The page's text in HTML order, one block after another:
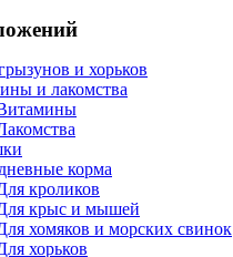
и хорьков
и лакомства
корма
кроликов
крыс и мышей
хомяков и морских свинок
хорьков